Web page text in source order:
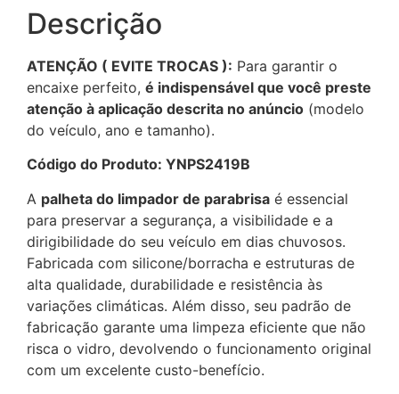
Descrição
ATENÇÃO ( EVITE TROCAS ): Para garantir o
encaixe perfeito, é indispensável que você preste
atenção à aplicação descrita no anúncio (modelo
do veículo, ano e tamanho).
Código do Produto: YNPS2419B
A palheta do limpador de parabrisa é essencial
para preservar a segurança, a visibilidade e a
dirigibilidade do seu veículo em dias chuvosos.
Fabricada com silicone/borracha e estruturas de
alta qualidade, durabilidade e resistência às
variações climáticas. Além disso, seu padrão de
fabricação garante uma limpeza eficiente que não
risca o vidro, devolvendo o funcionamento original
com um excelente custo-benefício.